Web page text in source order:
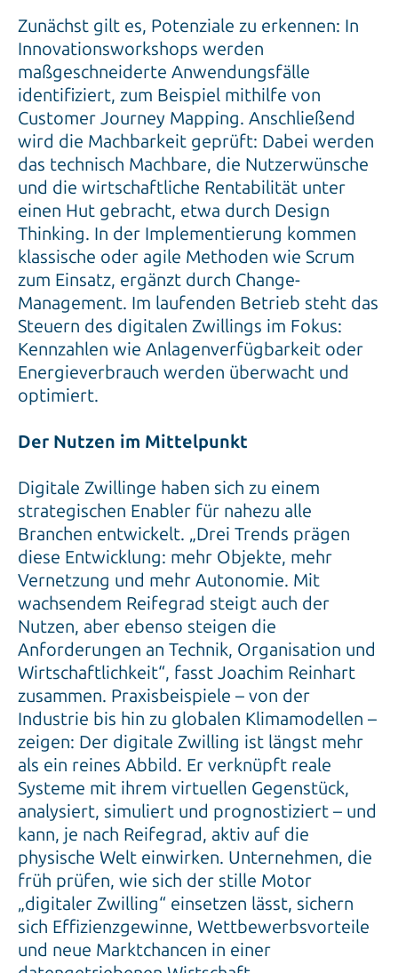
Zunächst gilt es, Potenziale zu erkennen: In
Innovationsworkshops werden
maßgeschneiderte Anwendungsfälle
identifiziert, zum Beispiel mithilfe von
Customer Journey Mapping. Anschließend
wird die Machbarkeit geprüft: Dabei werden
das technisch Machbare, die Nutzerwünsche
und die wirtschaftliche Rentabilität unter
einen Hut gebracht, etwa durch Design
Thinking. In der Implementierung kommen
klassische oder agile Methoden wie Scrum
zum Einsatz, ergänzt durch Change-
Management. Im laufenden Betrieb steht das
Steuern des digitalen Zwillings im Fokus:
Kennzahlen wie Anlagenverfügbarkeit oder
Energieverbrauch werden überwacht und
optimiert.
Der Nutzen im Mittelpunkt
Digitale Zwillinge haben sich zu einem
strategischen Enabler für nahezu alle
Branchen entwickelt. „Drei Trends prägen
diese Entwicklung: mehr Objekte, mehr
Vernetzung und mehr Autonomie. Mit
wachsendem Reifegrad steigt auch der
Nutzen, aber ebenso steigen die
Anforderungen an Technik, Organisation und
Wirtschaftlichkeit“, fasst Joachim Reinhart
zusammen. Praxisbeispiele – von der
Industrie bis hin zu globalen Klimamodellen –
zeigen: Der digitale Zwilling ist längst mehr
als ein reines Abbild. Er verknüpft reale
Systeme mit ihrem virtuellen Gegenstück,
analysiert, simuliert und prognostiziert – und
kann, je nach Reifegrad, aktiv auf die
physische Welt einwirken. Unternehmen, die
früh prüfen, wie sich der stille Motor
„digitaler Zwilling“ einsetzen lässt, sichern
sich Effizienzgewinne, Wettbewerbsvorteile
und neue Marktchancen in einer